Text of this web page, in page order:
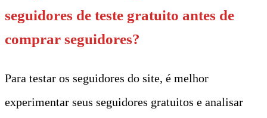
seguidores de teste gratuito antes de
comprar seguidores?
Para testar os seguidores do site, é melhor
experimentar seus seguidores gratuitos e analisar